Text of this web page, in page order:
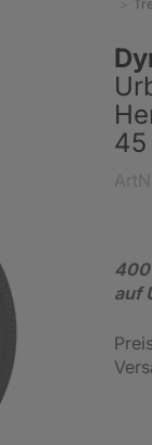
45
auf